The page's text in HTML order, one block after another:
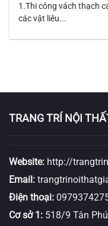
1.Thi công vách thạch
các vật liêu...
TRANG TRÍ NỘI
Website: http://
Email:
Điện thoại:
Cơ sở 1: 518/9 Tân